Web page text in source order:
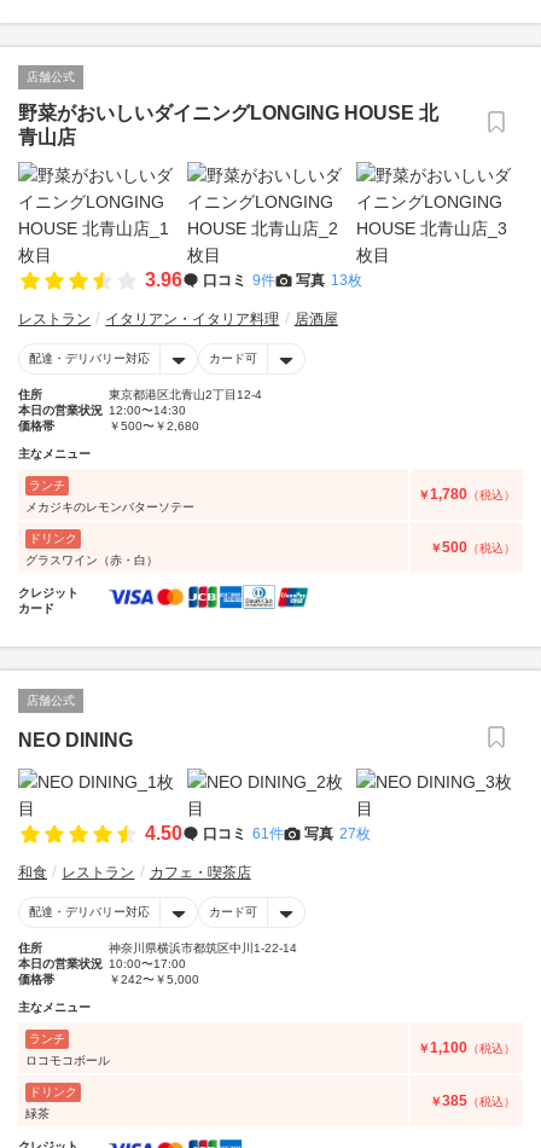
店舗公式
野菜がおいしいダイニングLONGING HOUSE 北
青山店
3.96 口コミ 9件 写真 13枚
レストラン イタリアン・イタリア料理 居酒屋
配達・デリバリー対応 カード可
住所
東京都港区北青山2丁目12-4
本日の営業状況 12:00〜14:30
価格帯
￥500〜￥2,680
主なメニュー
ランチ
メカジキのレモンバターソテー
￥1,780 （税込）
ドリンク
グラスワイン（赤・白）
￥500 （税込）
クレジット
カード
店舗公式
NEO DINING
4.50 口コミ 61件 写真 27枚
和食 レストラン カフェ・喫茶店
配達・デリバリー対応 カード可
住所
神奈川県横浜市都筑区中川1-22-14
本日の営業状況 10:00〜17:00
価格帯
￥242〜￥5,000
主なメニュー
ランチ
ロコモコボール
￥1,100 （税込）
ドリンク
緑茶
￥385 （税込）